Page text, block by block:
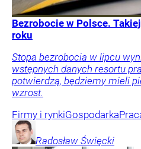
Bezrobocie w Polsce.
roku
Stopa bezrobocia w lipcu
wstępnych danych resortu
potwierdzą, będziemy mieli
wzrost.
Firmy i rynkiGospodarka
Radosław Święcki